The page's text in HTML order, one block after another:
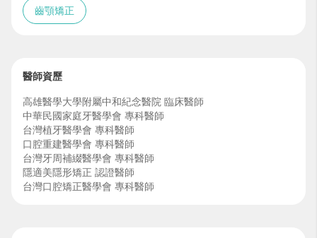
齒顎矯正
醫師資歷
高雄醫學大學附屬中和紀念醫院 臨床醫師
中華民國家庭牙醫學會 專科醫師
台灣植牙醫學會 專科醫師
口腔重建醫學會 專科醫師
台灣牙周補綴醫學會 專科醫師
隱適美隱形矯正 認證醫師
台灣口腔矯正醫學會 專科醫師